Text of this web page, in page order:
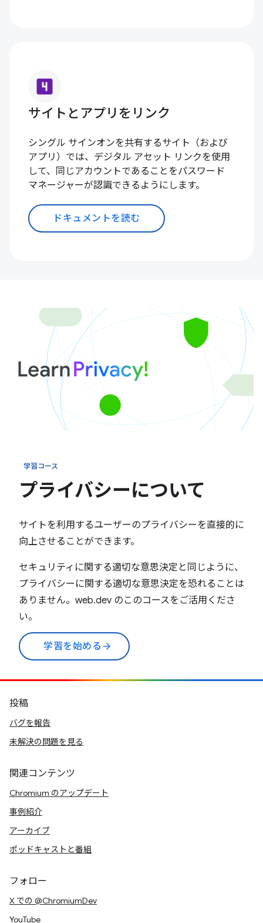
looks_4
サイトとアプリをリンク
シングル サインオンを共有するサイト（および
アプリ）では、デジタル アセット リンクを使用
して、同じアカウントであることをパスワード
マネージャーが認識できるようにします。
ドキュメントを読む
学習コース
プライバシーについて
サイトを利用するユーザーのプライバシーを直接的に
向上させることができます。
セキュリティに関する適切な意思決定と同じように、
プライバシーに関する適切な意思決定を恐れることは
ありません。web.dev のこのコースをご活用くださ
い。
学習を始める arrow_forward
投稿
バグを報告
未解決の問題を見る
関連コンテンツ
Chromium のアップデート
事例紹介
アーカイブ
ポッドキャストと番組
フォロー
X での @ChromiumDev
YouTube